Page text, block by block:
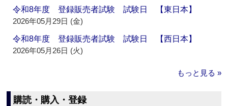
令和8年度 登録販売者試験 試験日 【東日本】
2026年05月29日 (金)
令和8年度 登録販売者試験 試験日 【西日本】
2026年05月26日 (火)
もっと見る »
購読・購入・登録